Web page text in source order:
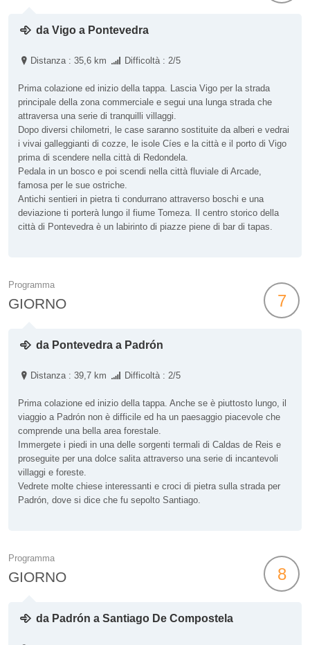
da Vigo a Pontevedra
Distanza : 35,6 km Difficoltà : 2/5
Prima colazione ed inizio della tappa. Lascia Vigo per la strada
principale della zona commerciale e segui una lunga strada che
attraversa una serie di tranquilli villaggi.
Dopo diversi chilometri, le case saranno sostituite da alberi e vedrai
i vivai galleggianti di cozze, le isole Cíes e la città e il porto di Vigo
prima di scendere nella città di Redondela.
Pedala in un bosco e poi scendi nella città fluviale di Arcade,
famosa per le sue ostriche.
Antichi sentieri in pietra ti condurrano attraverso boschi e una
deviazione ti porterà lungo il fiume Tomeza. Il centro storico della
città di Pontevedra è un labirinto di piazze piene di bar di tapas.
Programma
GIORNO 7
da Pontevedra a Padrón
Distanza : 39,7 km Difficoltà : 2/5
Prima colazione ed inizio della tappa. Anche se è piuttosto lungo, il
viaggio a Padrón non è difficile ed ha un paesaggio piacevole che
comprende una bella area forestale.
Immergete i piedi in una delle sorgenti termali di Caldas de Reis e
proseguite per una dolce salita attraverso una serie di incantevoli
villaggi e foreste.
Vedrete molte chiese interessanti e croci di pietra sulla strada per
Padrón, dove si dice che fu sepolto Santiago.
Programma
GIORNO 8
da Padrón a Santiago De Compostela